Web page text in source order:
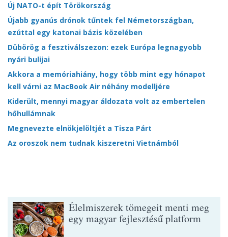
Új NATO-t épít Törökország
Újabb gyanús drónok tűntek fel Németországban,
ezúttal egy katonai bázis közelében
Dübörög a fesztiválszezon: ezek Európa legnagyobb
nyári bulijai
Akkora a memóriahiány, hogy több mint egy hónapot
kell várni az MacBook Air néhány modelljére
Kiderült, mennyi magyar áldozata volt az embertelen
hőhullámnak
Megnevezte elnökjelöltjét a Tisza Párt
Az oroszok nem tudnak kiszeretni Vietnámból
Élelmiszerek tömegeit menti meg
egy magyar fejlesztésű platform